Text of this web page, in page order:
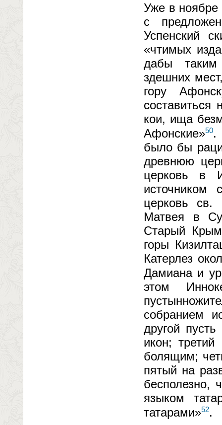
Уже в ноябре
с
Успенский
«чтимых
дабы таким
здешних
гору
кои, ища
Афонские»50.
было бы
древнюю
церковь в
источником
церковь св.
Матвея в
Старый
горы
Катерлез
Дамиана и
этом
собранием
другой
икон;
болящим;
пятый на
бесполезно,
языком
татарами»52.